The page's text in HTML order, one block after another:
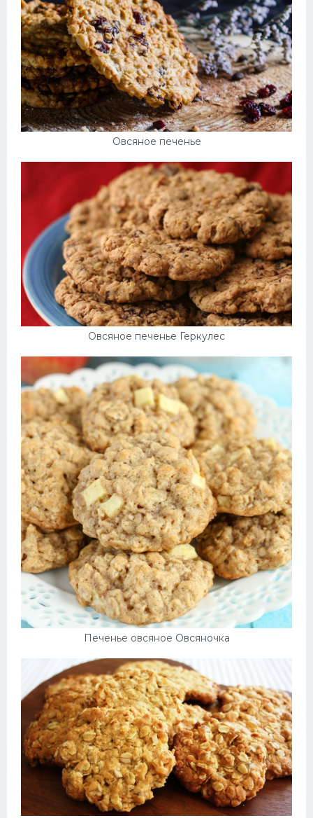
Овсяное печенье
Овсяное печенье Геркулес
Печенье овсяное Овсяночка